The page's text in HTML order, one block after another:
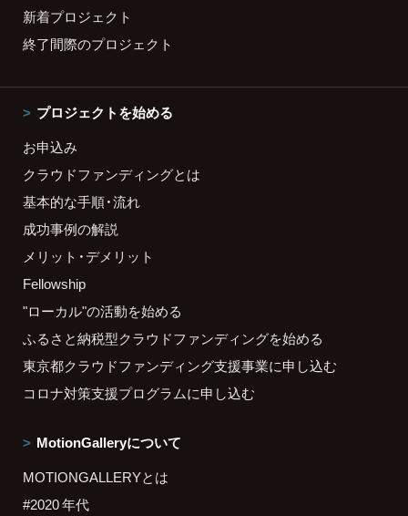
新着プロジェクト
終了間際のプロジェクト
プロジェクトを始める
お申込み
クラウドファンディングとは
基本的な手順・流れ
成功事例の解説
メリット・デメリット
Fellowship
"ローカル"の活動を始める
ふるさと納税型クラウドファンディングを始める
東京都クラウドファンディング支援事業に申し込む
コロナ対策支援プログラムに申し込む
MotionGalleryについて
MOTIONGALLERYとは
#2020 年代